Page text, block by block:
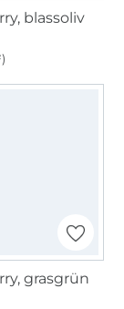
blassoliv
grasgrün